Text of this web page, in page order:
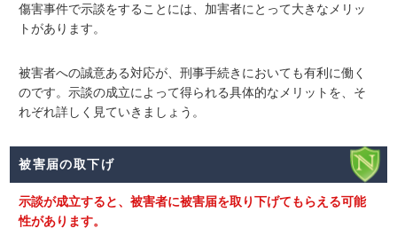
傷害事件で示談をすることには、加害者にとって大きなメリッ
トがあります。
被害者への誠意ある対応が、刑事手続きにおいても有利に働く
のです。示談の成立によって得られる具体的なメリットを、そ
れぞれ詳しく見ていきましょう。
被害届の取下げ
示談が成立すると、被害者に被害届を取り下げてもらえる可能
性があります。